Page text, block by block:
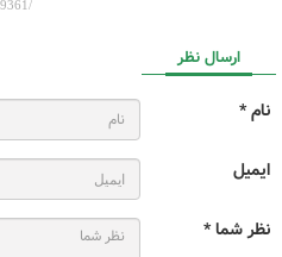
ارسال نظر
نام *
ایمیل
نظر شما *